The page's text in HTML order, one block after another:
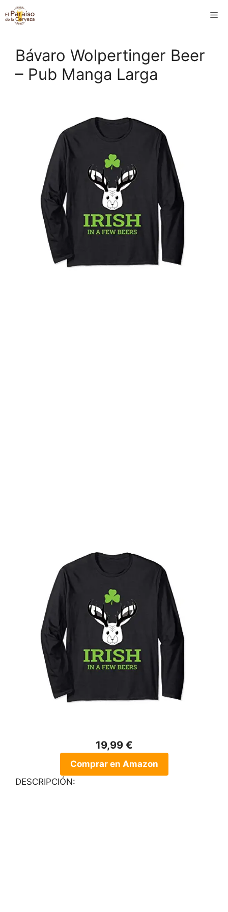
Saltar
al
Bávaro Wolpertinger Beer
– Pub Manga Larga
19,99 €
Comprar en Amazon
DESCRIPCIÓN: